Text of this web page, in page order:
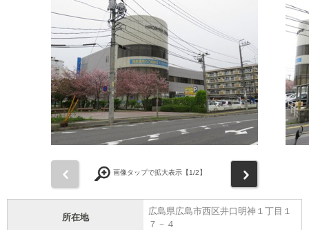
画像タップで拡大表示【1/2】
所在地
広島県広島市西区井口明神１丁目１
７－４